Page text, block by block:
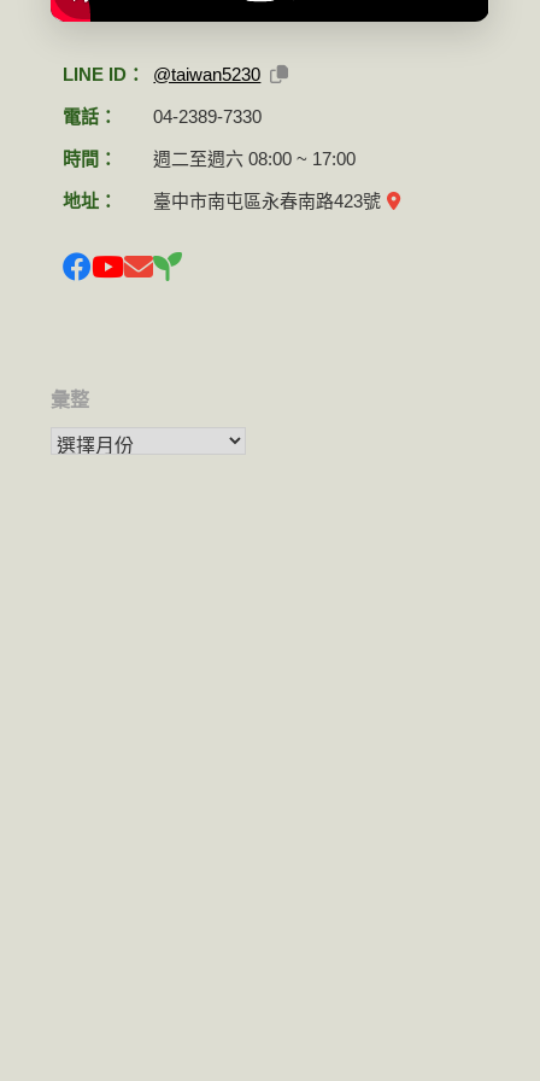
LINE ID： @taiwan5230
電話： 04-2389-7330
時間： 週二至週六 08:00 ~ 17:00
地址： 臺中市南屯區永春南路423號
彙整
彙整